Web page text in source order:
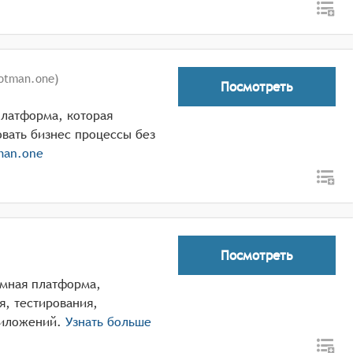
которая
бизнес процессы без
Посмотреть
платформа,
тестирования,
Узнать больше
Посмотреть